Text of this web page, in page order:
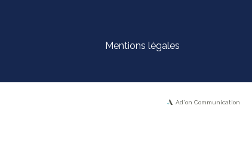
Mentions légales
Ad'on Communication